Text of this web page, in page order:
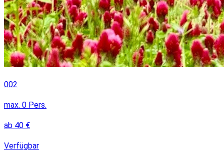
002
max. 0 Pers.
ab 40 €
Verfügbar